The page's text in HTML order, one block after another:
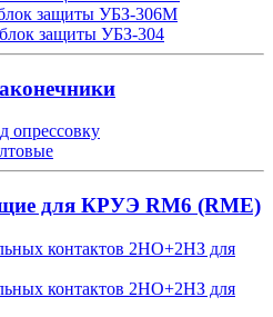
защиты УБЗ-306М
защиты УБЗ-304
опрессовку
для КРУЭ RM6 (RME)
контактов 2НО+2НЗ для
контактов 2НО+2НЗ для